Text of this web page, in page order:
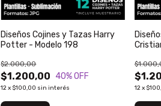
Diseños Cojines y Tazas Harry
Potter - Modelo 198
$1.200,00
$2.000,00
40% OFF
12x $100,00 sin interés 12x